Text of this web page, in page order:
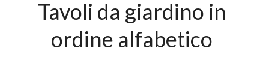
Tavoli da giardino in
ordine alfabetico